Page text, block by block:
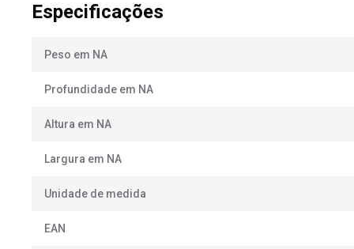
Especificações
Peso em NA
Profundidade em NA
Altura em NA
Largura em NA
Unidade de medida
EAN